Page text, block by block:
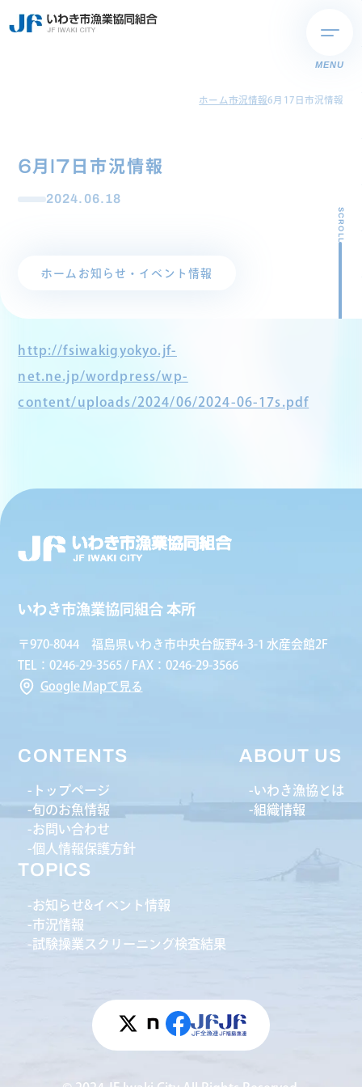
MENU
ホーム市況情報6月17日市況情報
6月17日市況情報
2024.06.18
ホーム お知らせ・イベント情報
SCROLL
http://fsiwakigyokyo.jf-
net.ne.jp/wordpress/wp-
content/uploads/2024/06/2024-06-17s.pdf
いわき市漁業協同組合 本所
〒970-8044 福島県いわき市中央台飯野4-3-1 水産会館2F
TEL：0246-29-3565 / FAX：0246-29-3566
Google Mapで見る
CONTENTS
トップページ
旬のお魚情報
お問い合わせ
個人情報保護方針
ABOUT US
いわき漁協とは
組織情報
TOPICS
お知らせ&イベント情報
市況情報
試験操業スクリーニング検査結果